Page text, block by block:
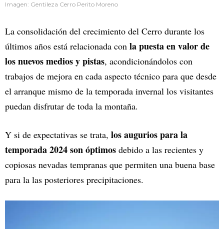
Imagen: Gentileza Cerro Perito Moreno
La consolidación del crecimiento del Cerro durante los
últimos años está relacionada con la puesta en valor de
los nuevos medios y pistas, acondicionándolos con
trabajos de mejora en cada aspecto técnico para que desde
el arranque mismo de la temporada invernal los visitantes
puedan disfrutar de toda la montaña.
Y si de expectativas se trata, los augurios para la
temporada 2024 son óptimos debido a las recientes y
copiosas nevadas tempranas que permiten una buena base
para la las posteriores precipitaciones.